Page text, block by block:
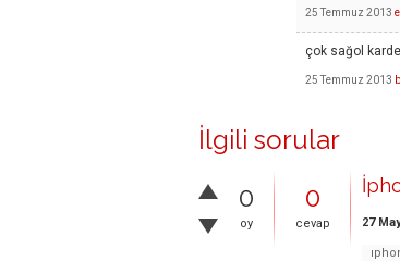
25 Temmuz 2013
çok sağol
25 Temmuz 2013
İlgili sorular
0
oy
0
cevap 27